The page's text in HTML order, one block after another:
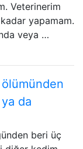
Veterinerim
yapamam.
veya …
da
beri üç